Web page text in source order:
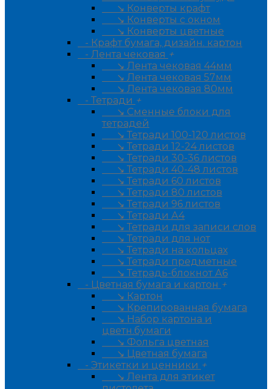
↘ Конверты крафт
↘ Конверты с окном
↘ Конверты цветные
- Крафт бумага, дизайн. картон
- Лента чековая +
↘ Лента чековая 44мм
↘ Лента чековая 57мм
↘ Лента чековая 80мм
- Тетради +
↘ Сменные блоки для
тетрадей
↘ Тетради 100-120 листов
↘ Тетради 12-24 листов
↘ Тетради 30-36 листов
↘ Тетради 40-48 листов
↘ Тетради 60 листов
↘ Тетради 80 листов
↘ Тетради 96 листов
↘ Тетради А4
↘ Тетради для записи слов
↘ Тетради для нот
↘ Тетради на кольцах
↘ Тетради предметные
↘ Тетрадь-блокнот А6
- Цветная бумага и картон +
↘ Картон
↘ Крепированная бумага
↘ Набор картона и
цветн.бумаги
↘ Фольга цветная
↘ Цветная бумага
- Этикетки и ценники +
↘ Лента для этикет